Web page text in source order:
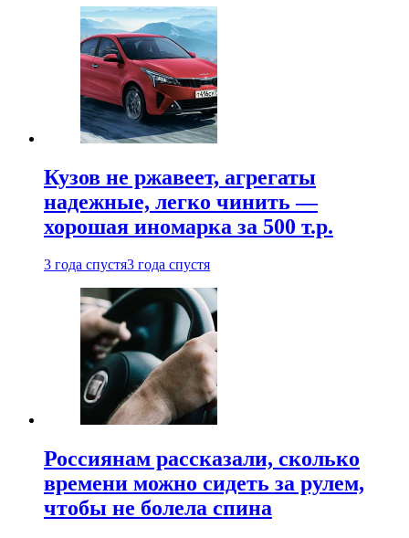
Кузов не ржавеет, агрегаты
надежные, легко чинить —
хорошая иномарка за 500 т.р.
3 года спустя3 года спустя
Россиянам рассказали, сколько
времени можно сидеть за рулем,
чтобы не болела спина